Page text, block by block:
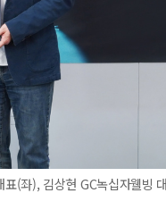
(좌), 김상현 GC녹십자웰빙